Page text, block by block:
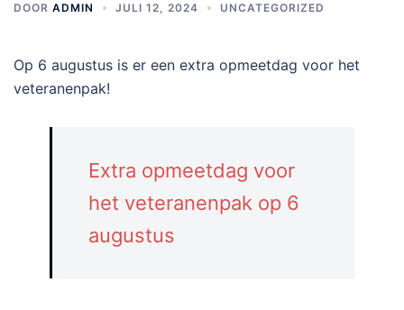
DOOR ADMIN JULI 12, 2024 UNCATEGORIZED
Op 6 augustus is er een extra opmeetdag voor het
veteranenpak!
Extra opmeetdag voor
het veteranenpak op 6
augustus